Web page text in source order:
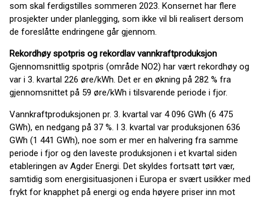
som skal ferdigstilles sommeren 2023. Konsernet har flere
prosjekter under planlegging, som ikke vil bli realisert dersom
de foreslåtte endringene går gjennom.
Rekordhøy spotpris og rekordlav vannkraftproduksjon
Gjennomsnittlig spotpris (område NO2) har vært rekordhøy og
var i 3. kvartal 226 øre/kWh. Det er en økning på 282 % fra
gjennomsnittet på 59 øre/kWh i tilsvarende periode i fjor.
Vannkraftproduksjonen pr. 3. kvartal var 4 096 GWh (6 475
GWh), en nedgang på 37 %. I 3. kvartal var produksjonen 636
GWh (1 441 GWh), noe som er mer en halvering fra samme
periode i fjor og den laveste produksjonen i et kvartal siden
etableringen av Agder Energi. Det skyldes fortsatt tørt vær,
samtidig som energisituasjonen i Europa er svært usikker med
frykt for knapphet på energi og enda høyere priser inn mot